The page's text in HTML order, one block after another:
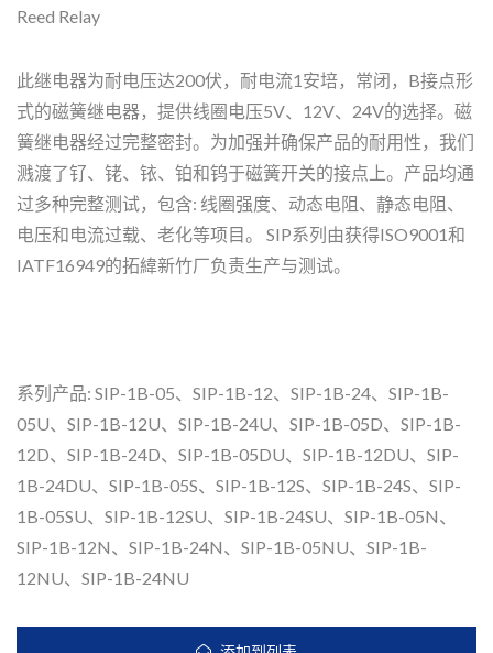
Reed Relay
此继电器为耐电压达200伏，耐电流1安培，常闭，B接点形
式的磁簧继电器，提供线圈电压5V、12V、24V的选择。磁
簧继电器经过完整密封。为加强并确保产品的耐用性，我们
溅渡了钌、铑、铱、铂和钨于磁簧开关的接点上。产品均通
过多种完整测试，包含: 线圈强度、动态电阻、静态电阻、
电压和电流过载、老化等项目。 SIP系列由获得ISO9001和
IATF16949的拓緯新竹厂负责生产与测试。
系列产品: SIP-1B-05、SIP-1B-12、SIP-1B-24、SIP-1B-
05U、SIP-1B-12U、SIP-1B-24U、SIP-1B-05D、SIP-1B-
12D、SIP-1B-24D、SIP-1B-05DU、SIP-1B-12DU、SIP-
1B-24DU、SIP-1B-05S、SIP-1B-12S、SIP-1B-24S、SIP-
1B-05SU、SIP-1B-12SU、SIP-1B-24SU、SIP-1B-05N、
SIP-1B-12N、SIP-1B-24N、SIP-1B-05NU、SIP-1B-
12NU、SIP-1B-24NU